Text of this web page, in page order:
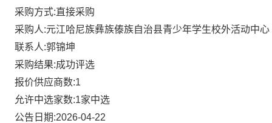
采购方式:直接采购
采购人:元江哈尼族彝族傣族自治县青少年学生校外活动中心
联系人:郭锦坤
采购结果:成功评选
报价供应商数:1
允许中选家数:1家中选
公告日期:2026-04-22